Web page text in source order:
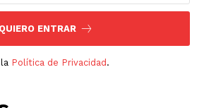
QUIERO ENTRAR
Política de Privacidad .